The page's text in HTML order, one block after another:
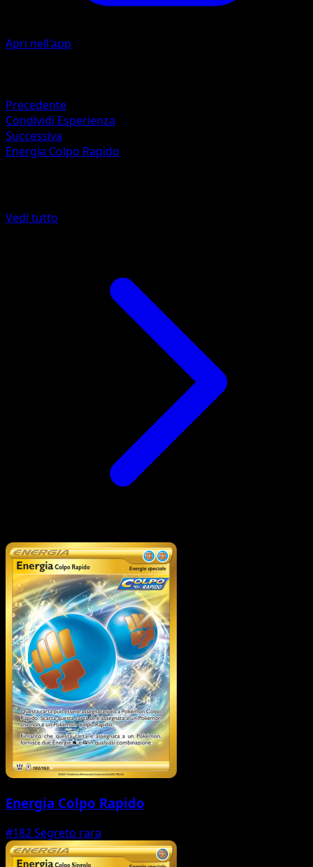
Apri nell'app
Precedente
Condividi Esperienza
Successiva
Energia Colpo Rapido
Vedi tutto
Energia Colpo Rapido
#182Segreto rara